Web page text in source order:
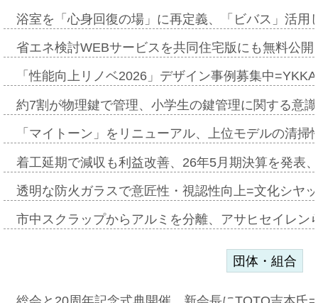
浴室を「心身回復の場」に再定義、「ビバス」活
省エネ検討WEBサービスを共同住宅版にも無料公
「性能向上リノベ2026」デザイン事例募集中
約7割が物理鍵で管理、小学生の鍵管理に関する意
「マイトーン」をリニューアル、上位モデルの清
着工延期で減収も利益改善、26年5月期決算を発表
透明な防火ガラスで意匠性・視認性向上=文化シヤ
市中スクラップからアルミを分離、アサヒセイレ
団体・組合